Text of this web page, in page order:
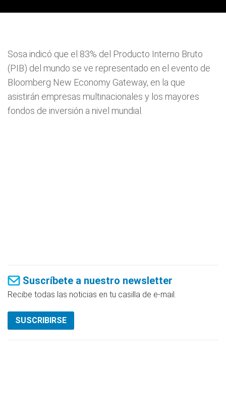
Sosa indicó que el 83% del Producto Interno Bruto
(PIB) del mundo se ve representado en el evento de
Bloomberg New Economy Gateway, en la que
asistirán empresas multinacionales y los mayores
fondos de inversión a nivel mundial.
Suscríbete a nuestro newsletter
Recibe todas las noticias en tu casilla de e-mail.
SUSCRIBIRSE